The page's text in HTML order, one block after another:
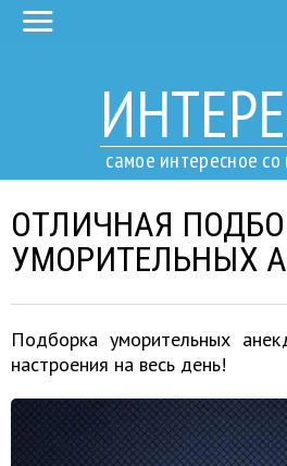
самое интересное со
ОТЛИЧНАЯ
УМОРИТЕЛЬНЫХ
Подборка уморительных
настроения на весь день!